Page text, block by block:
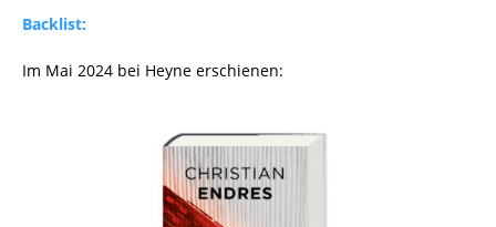
Backlist:
Im Mai 2024 bei Heyne erschienen: